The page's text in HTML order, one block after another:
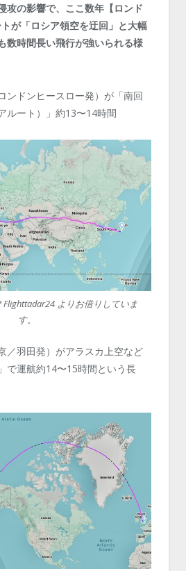
攻の影響で、ここ数年【ロンド
が「ロシア領空を迂回」と大幅
数時間長い飛行が強いられる様
ンドンヒースロー発）が「南回
ルート）」約13〜14時間
Flighttadar24 よりお借りしていま
す。
／羽田発）がアラスカ上空など
で運航約14〜15時間という長